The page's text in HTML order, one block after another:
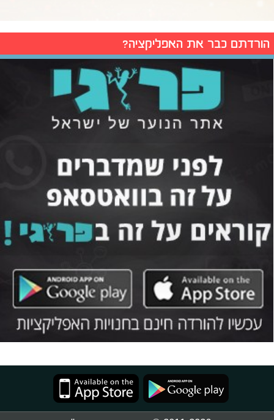
הורדתם כבר את האפליקציה?